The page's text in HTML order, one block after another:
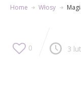
Home Włosy
0 3